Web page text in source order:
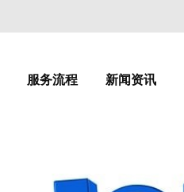
服务流程 新闻资讯